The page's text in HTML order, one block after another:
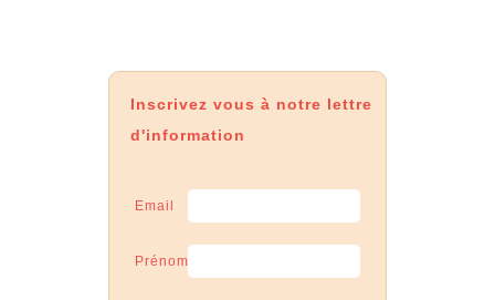
Inscrivez vous à notre lettre
d'information
Email
Prénom